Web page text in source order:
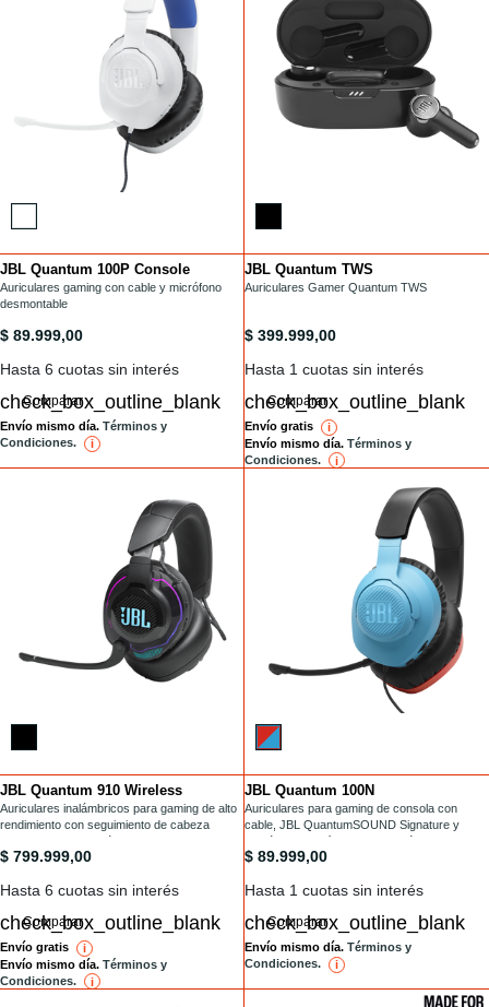
JBL Quantum 100P Console
/headset-gamer/QUANTUM100P.html
Auriculares gaming con cable y micrófono
desmontable
/headset-gamer/QUANTUM100P.html
$ 89.999,00
Installments
Hasta 6 cuotas sin interés
Comparar
Envío mismo día. Términos y
Condiciones.
ireference
JBL Quantum TWS
/auriculares-tws/QUANTUM-TWS.html
Auriculares Gamer Quantum TWS
/auriculares-tws/QUANTUM-
$ 399.999,00
Installments
Hasta 1 cuotas sin interés
Comparar
Envío gratis ireference
Envío mismo día. Términos y
Condiciones.
i reference
JBL Quantum 910 Wireless
/headset-gamer/QUANTUM910WIRELESS.html
Auriculares inalámbricos para gaming de alto
rendimiento con seguimiento de cabeza
mejorado, cancelación de ruido activa y
Bluetooth
/headset-gamer/QUANTUM910WIRELESS.html
$ 799.999,00
Installments
Hasta 6 cuotas sin interés
Comparar
Envío gratis i reference
Envío mismo día. Términos y
Condiciones.
i reference
JBL Quantum 100N
/headset-gamer/QUANTUM100N.html
Auriculares para gaming de consola con
cable, JBL QuantumSOUND Signature y
micrófono extraíble, ligeros y cómodos
/headset-gamer/
$ 89.999,00
Installments
Hasta 1 cuotas sin interés
Comparar
Envío mismo día. Términos y
Condiciones.
i reference